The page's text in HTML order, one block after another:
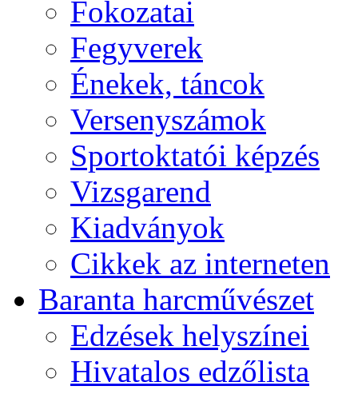
Fokozatai
Fegyverek
Énekek, táncok
Versenyszámok
Sportoktatói képzés
Vizsgarend
Kiadványok
Cikkek az interneten
Baranta harcművészet
Edzések helyszínei
Hivatalos edzőlista